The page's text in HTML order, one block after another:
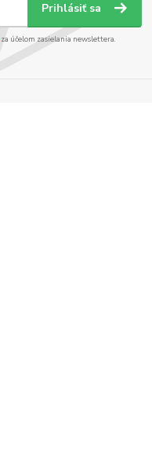
Prihlásiť sa
za účelom zasielania newslettera.